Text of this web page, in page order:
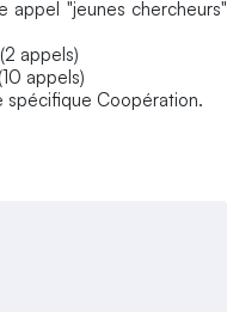
appel "jeunes chercheurs"
appels)
appels)
spécifique Coopération.